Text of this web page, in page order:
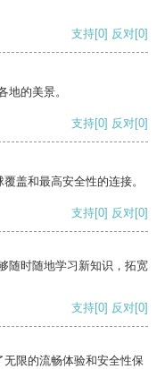
支持[0] 反对[0]
地的美景。
支持[0] 反对[0]
盖和最高安全性的连接。
支持[0] 反对[0]
随时随地学习新知识，拓宽
支持[0] 反对[0]
限的流畅体验和安全性保